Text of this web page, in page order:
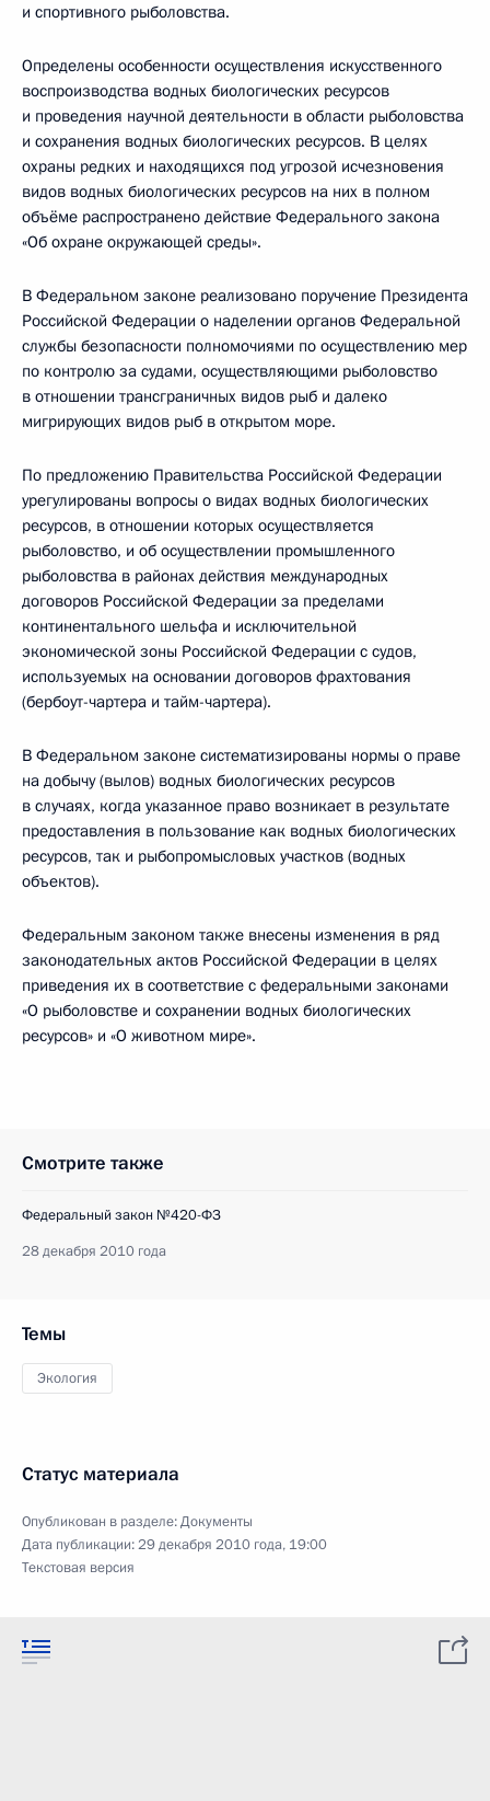
и спортивного рыболовства.
Определены особенности осуществления искусственного
воспроизводства водных биологических ресурсов
и проведения научной деятельности в области рыболовства
и сохранения водных биологических ресурсов. В целях
охраны редких и находящихся под угрозой исчезновения
видов водных биологических ресурсов на них в полном
объёме распространено действие Федерального закона
«Об охране окружающей среды».
В Федеральном законе реализовано поручение Президента
Российской Федерации о наделении органов Федеральной
службы безопасности полномочиями по осуществлению мер
по контролю за судами, осуществляющими рыболовство
в отношении трансграничных видов рыб и далеко
мигрирующих видов рыб в открытом море.
По предложению Правительства Российской Федерации
урегулированы вопросы о видах водных биологических
ресурсов, в отношении которых осуществляется
рыболовство, и об осуществлении промышленного
рыболовства в районах действия международных
договоров Российской Федерации за пределами
континентального шельфа и исключительной
экономической зоны Российской Федерации с судов,
используемых на основании договоров фрахтования
(бербоут-чартера и тайм-чартера).
В Федеральном законе систематизированы нормы о праве
на добычу (вылов) водных биологических ресурсов
в случаях, когда указанное право возникает в результате
предоставления в пользование как водных биологических
ресурсов, так и рыбопромысловых участков (водных
объектов).
Федеральным законом также внесены изменения в ряд
законодательных актов Российской Федерации в целях
приведения их в соответствие с федеральными законами
«О рыболовстве и сохранении водных биологических
ресурсов» и «О животном мире».
Смотрите также
Федеральный закон №420-ФЗ
28 декабря 2010 года
Темы
Экология
Статус материала
Опубликован в разделе:Документы
Дата публикации:29 декабря 2010 года, 19:00
Текстовая версия